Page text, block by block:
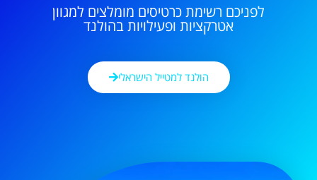
לפניכם רשימת כרטיסים מומלצים למגוון
אטרקציות ופעילויות בהולנד
הולנד למטייל הישראלי